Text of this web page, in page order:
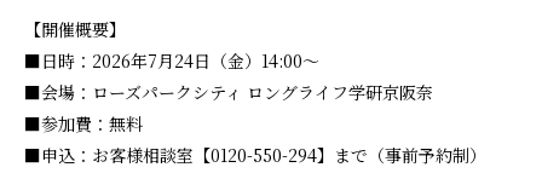
【開催概要】
■日時：2026年7月24日（金）14:00～
■会場：ローズパークシティ ロングライフ学研京阪奈
■参加費：無料
■申込：お客様相談室【0120-550-294】まで（事前予約制）